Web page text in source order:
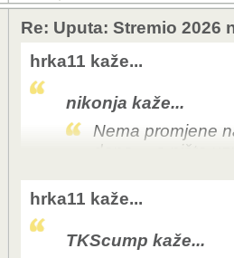
Re: Uputa: Stremio 2026
hrka11 kaže...
nikonja kaže...
Nema promjene
dana.... a ništa
Samo refreshaj api
ces rezultate koji
hrka11 kaže...
TKScump kaže...